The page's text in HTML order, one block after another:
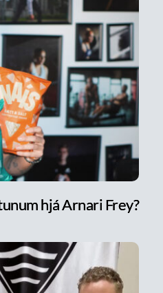
hjá Arnari Frey?